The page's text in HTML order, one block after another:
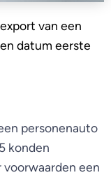
van een
datum eerste
personenauto
konden
een